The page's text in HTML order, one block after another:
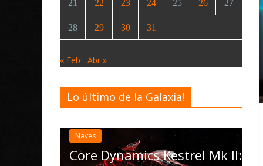
21 22 23 24 25 26 27
28 29 30 31
« Feb Abr »
Lo último de la Galaxia!
Dynamics Kestrel Mk II:
Desarrollo Noticias
Elite Dangerous
actualización
las Operations,